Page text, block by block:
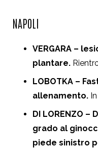
NAPOLI
VERGARA –
plantare.
LOBOTKA –
allenamento.
DI LORENZO
grado al
piede sinistro